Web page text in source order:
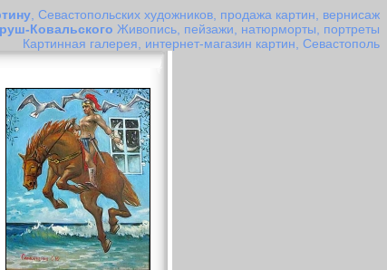
, Севастопольских художников, продажа картин, вернисаж
Ковальского Живопись, пейзажи, натюрморты, портреты
Картинная галерея, интернет-магазин картин, Севастополь